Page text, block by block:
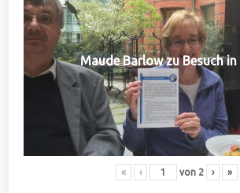
Maude Barlow zu Besuch in
« ‹ von 2 › »